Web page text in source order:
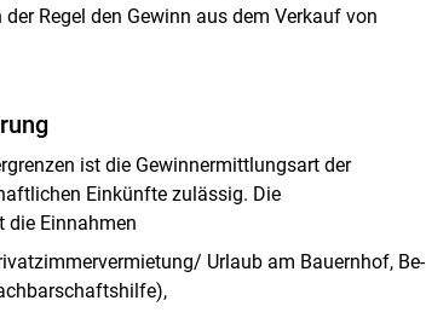
Regel den Gewinn aus dem Verkauf von
ist die Gewinnermittlungsart der
Einkünfte zulässig. Die
die Einnahmen
Urlaub am Bauernhof, Be-